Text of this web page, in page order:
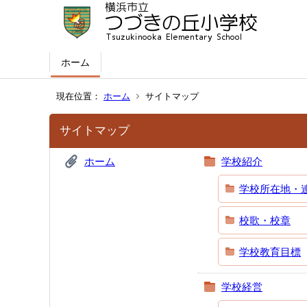
ホーム
現在位置： ホーム サイトマップ
サイトマップ
ホーム 学校紹介
学校所在地・
校歌・校章
学校教育目標
学校経営